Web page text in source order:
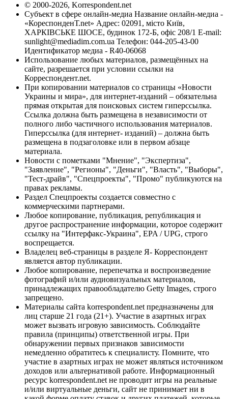
© 2000-2026, Korrespondent.net
Субъект в сфере онлайн-медиа Название онлайн-медиа -
«КореспонденТ.net» Адрес: 02091, місто Київ,
ХАРКІВСЬКЕ ШОСЕ, будинок 172-Б, офіс 208/1 E-mail:
sunlight@mediadim.com.ua Телефон: 044-205-43-00
Идентификатор медиа - R40-06068
Использование любых материалов, размещённых на
сайте, разрешается при условии ссылки на
Корреспондент.net.
При копировании материалов со страницы «Новости
Украины и мира», для интернет-изданий – обязательна
прямая открытая для поисковых систем гиперссылка.
Ссылка должна быть размещена в независимости от
полного либо частичного использования материалов.
Гиперссылка (для интернет- изданий) – должна быть
размещена в подзаголовке или в первом абзаце
материала.
Новости с пометками "Мнение", "Экспертиза",
"Заявление", "Регионы", "Деньги", "Власть", "Выборы",
"Тест-драйв", "Спецпроекты", "Промо" публикуются на
правах рекламы.
Раздел Спецпроекты создается совместно с
коммерческими партнерами.
Любое копирование, публикация, републикация и
другое распространение информации, которое содержит
ссылку на "Интерфакс-Украина", EPA / UPG, строго
воспрещается.
Владелец веб-страницы в разделе Я- Корреспондент
является автор публикации.
Любое копирование, перепечатка и воспроизведение
фотографий и/или аудиовизуальных материалов,
принадлежащих правообладателю Getty Images, строго
запрещено.
Материалы сайта korrespondent.net предназначены для
лиц старше 21 года (21+). Участие в азартных играх
может вызвать игровую зависимость. Соблюдайте
правила (принципы) ответственной игры. При
обнаружении первых признаков зависимости
немедленно обратитесь к специалисту. Помните, что
участие в азартных играх не может являться источником
доходов или альтернативой работе. Информационный
ресурс korrespondent.net не проводит игры на реальные
и/или виртуальные деньги, сайт не принимает ни в